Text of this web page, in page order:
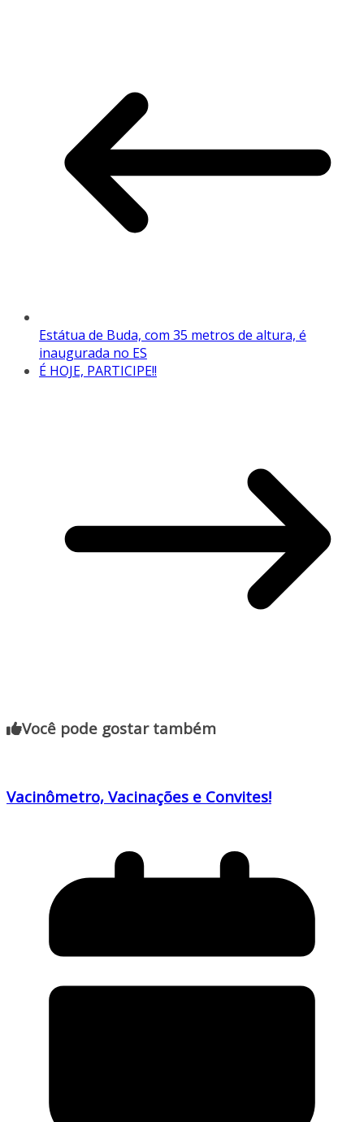
Estátua de Buda, com 35 metros de altura, é
inaugurada no ES
É HOJE, PARTICIPE!!
Você pode gostar também
Vacinômetro, Vacinações e Convites!